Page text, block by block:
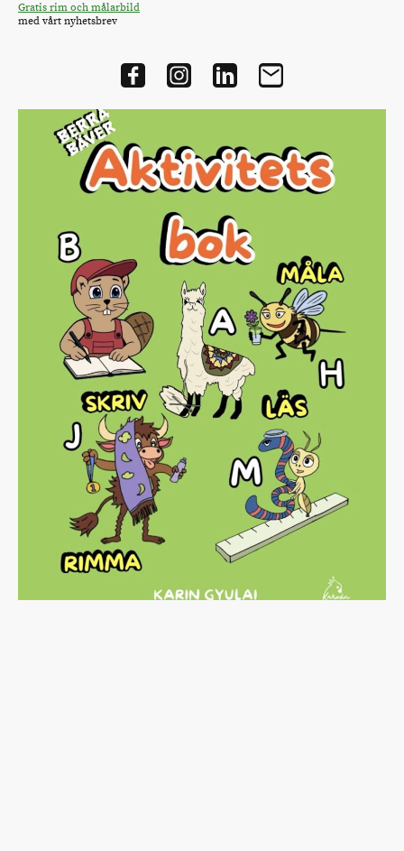
Gratis rim och målarbild
med vårt nyhetsbrev